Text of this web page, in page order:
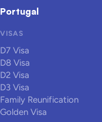
Portugal
VISAS
D7 Visa
D8 Visa
D2 Visa
D3 Visa
Family Reunification
Golden Visa